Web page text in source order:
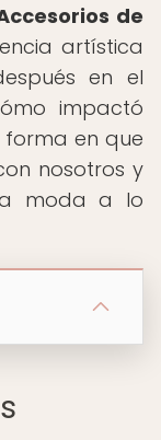
de
artística
en el
impactó
forma en que
nosotros y
moda a lo